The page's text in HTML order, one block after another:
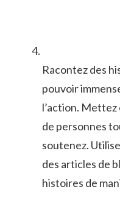
Racontez des
pouvoir
l’action. Mettez
⁤de personnes
soutenez.
des articles‌ de
histoires de